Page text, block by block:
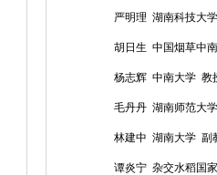
严明理 湖南科技大
胡日生 中国烟草中
杨志辉 中南大学 教
毛丹丹 湖南师范大
林建中 湖南大学 副
谭炎宁 杂交水稻国